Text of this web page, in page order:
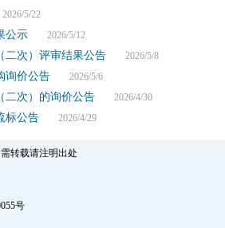
5/22
公示2026/5/12
二次）评审结果公告2026/5/8
询价公告2026/5/6
二次）的询价公告2026/4/30
标公告2026/4/29
转载请注明出处
号